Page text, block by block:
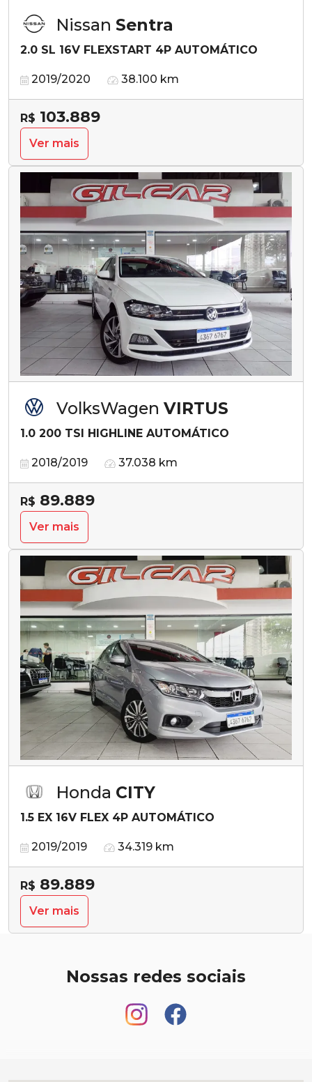
Nissan Sentra
2.0 SL 16V FLEXSTART 4P AUTOMÁTICO
2019/2020 38.100 km
R$ 103.889
Ver mais
VolksWagen VIRTUS
1.0 200 TSI HIGHLINE AUTOMÁTICO
2018/2019 37.038 km
R$ 89.889
Ver mais
Honda CITY
1.5 EX 16V FLEX 4P AUTOMÁTICO
2019/2019 34.319 km
R$ 89.889
Ver mais
Nossas redes sociais